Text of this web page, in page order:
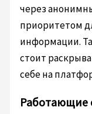
через
приоритетом
информации.
стоит
себе на
Работающие